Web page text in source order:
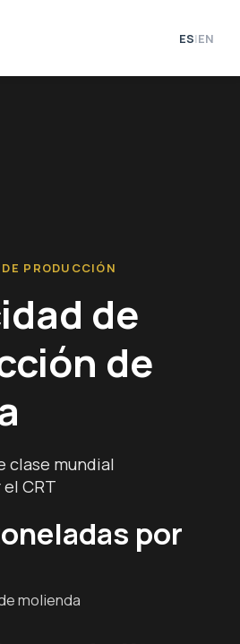
ES|EN
PRODUCCIÓN
de
de
clase mundial
CRT
por
molienda